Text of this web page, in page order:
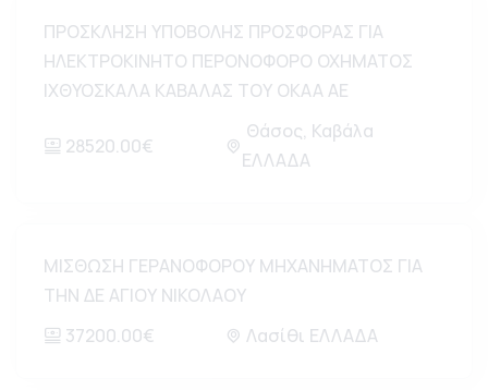
ΠΡΟΣΚΛΗΣΗ ΥΠΟΒΟΛΗΣ ΠΡΟΣΦΟΡΑΣ ΓΙΑ
ΗΛΕΚΤΡΟΚΙΝΗΤΟ ΠΕΡΟΝΟΦΟΡΟ ΟΧΗΜΑΤΟΣ
ΙΧΘΥΟΣΚΑΛΑ ΚΑΒΑΛΑΣ ΤΟΥ ΟΚΑΑ ΑΕ
28520.00€
Θάσος, Καβάλα
ΕΛΛΑΔΑ
ΜΙΣΘΩΣΗ ΓΕΡΑΝΟΦΟΡΟΥ ΜΗΧΑΝΗΜΑΤΟΣ ΓΙΑ
ΤΗΝ ΔΕ ΑΓΙΟΥ ΝΙΚΟΛΑΟΥ
37200.00€
Λασίθι ΕΛΛΑΔΑ